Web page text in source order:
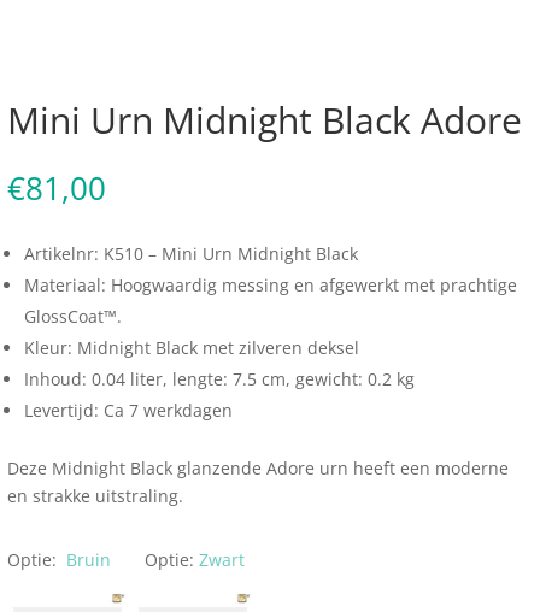
Mini Urn Midnight Black Adore
€81,00
Artikelnr: K510 – Mini Urn Midnight Black
Materiaal: Hoogwaardig messing en afgewerkt met prachtige
GlossCoat™.
Kleur: Midnight Black met zilveren deksel
Inhoud: 0.04 liter, lengte: 7.5 cm, gewicht: 0.2 kg
Levertijd: Ca 7 werkdagen
Deze Midnight Black glanzende Adore urn heeft een moderne
en strakke uitstraling.
Optie: Bruin Optie: Zwart